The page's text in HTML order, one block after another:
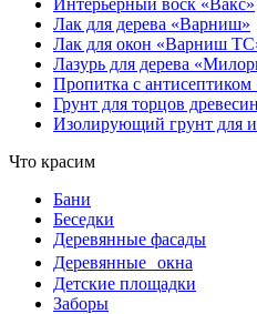
Лак для дерева «Варниш»
Лак для окон «Варниш
Лазурь для дерева
Пропитка с антисептиком
Грунт для торцов
Изолирующий грунт для
Что красим
Бани
Беседки
Деревянные фасады
Деревянные окна
Детские площадки
Заборы